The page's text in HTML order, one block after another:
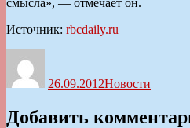
Источник: rbcdaily.ru
26.09.2012Новости
Добавить